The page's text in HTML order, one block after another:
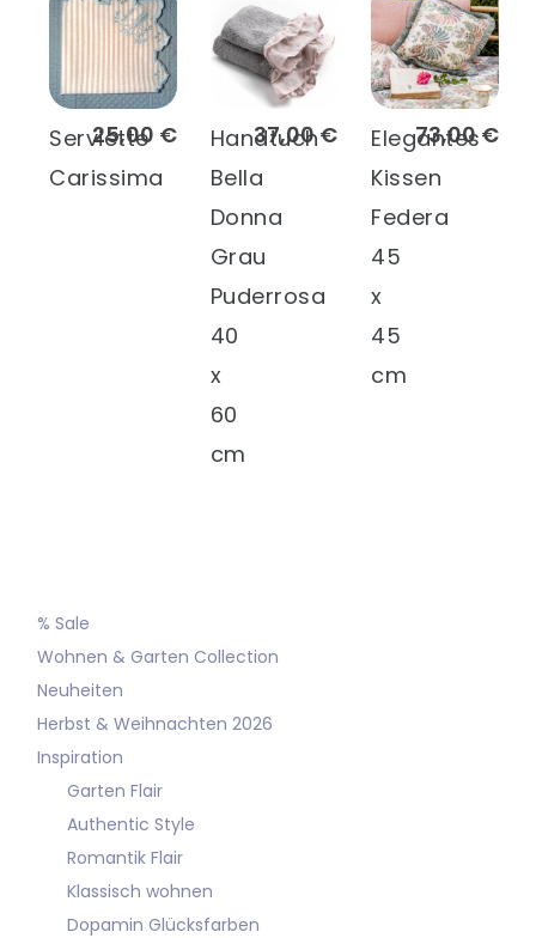
25,00 €
Serviette
Carissima
37,00 €
Handtuch
Bella
Donna
Grau
Puderrosa
40
x
60
cm
73,00 €
Elegantes
Kissen
Federa
45
x
45
cm
% Sale
Wohnen & Garten Collection
Neuheiten
Herbst & Weihnachten 2026
Inspiration
Garten Flair
Authentic Style
Romantik Flair
Klassisch wohnen
Dopamin Glücksfarben